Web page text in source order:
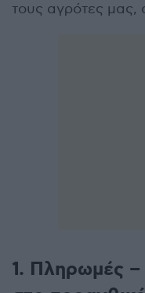
τους αγρότες
1. Πληρωμές